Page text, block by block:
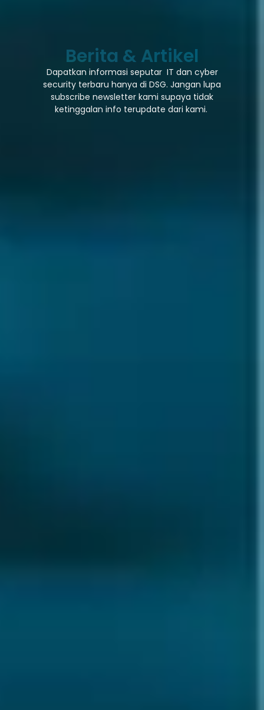
Berita & Artikel
Dapatkan informasi seputar IT dan cyber
security terbaru hanya di DSG. Jangan lupa
subscribe newsletter kami supaya tidak
ketinggalan info terupdate dari kami.